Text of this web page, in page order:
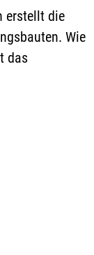
erstellt die
Wie
das